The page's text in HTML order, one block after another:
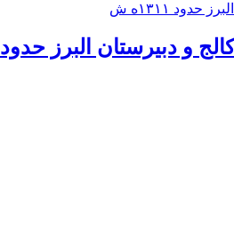
البرز حدود ۱۳۱۱ه ش